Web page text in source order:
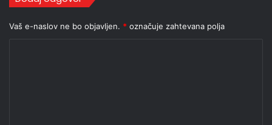
Vaš e-naslov ne bo objavljen. * označuje zahtevana polja